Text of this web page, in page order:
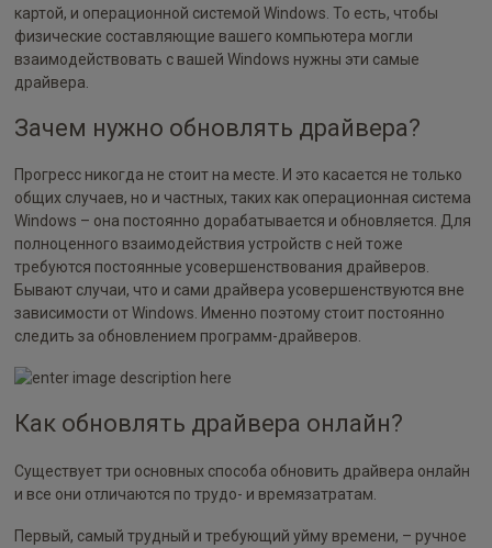
картой, и операционной системой Windows. То есть, чтобы
физические составляющие вашего компьютера могли
взаимодействовать с вашей Windows нужны эти самые
драйвера.
Зачем нужно обновлять драйвера?
Прогресс никогда не стоит на месте. И это касается не только
общих случаев, но и частных, таких как операционная система
Windows – она постоянно дорабатывается и обновляется. Для
полноценного взаимодействия устройств с ней тоже
требуются постоянные усовершенствования драйверов.
Бывают случаи, что и сами драйвера усовершенствуются вне
зависимости от Windows. Именно поэтому стоит постоянно
следить за обновлением программ-драйверов.
Как обновлять драйвера онлайн?
Существует три основных способа обновить драйвера онлайн
и все они отличаются по трудо- и времязатратам.
Первый, самый трудный и требующий уйму времени, – ручное